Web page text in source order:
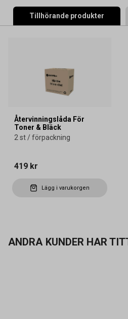
Tillhörande produkter
Återvinningslåda För
Toner & Bläck
2 st / förpackning
419 kr
Lägg i varukorgen
ANDRA KUNDER HAR